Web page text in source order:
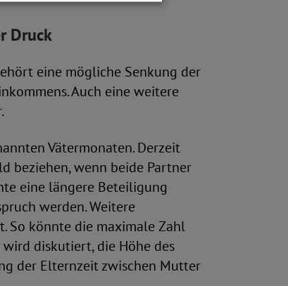
Druck
eine mögliche Senkung der
Auch eine weitere
Vätermonaten. Derzeit
beziehen, wenn beide Partner
eine längere Beteiligung
werden. Weitere
So könnte die maximale Zahl
diskutiert, die Höhe des
der Elternzeit zwischen Mutter